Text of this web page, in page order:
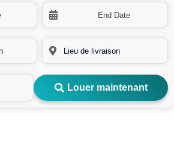
Louer maintenant